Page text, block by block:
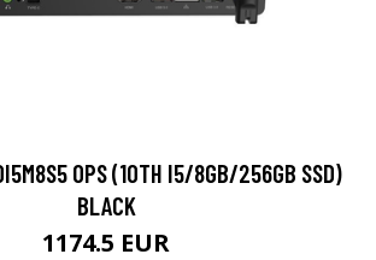
OPS (10TH I5/8GB/256GB SSD)
BLACK
1174.5 EUR